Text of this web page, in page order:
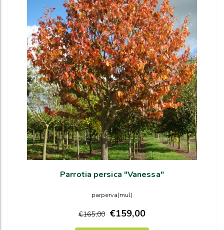
Parrotia persica "Vanessa"
parperva(mul)
€165,00 €159,00